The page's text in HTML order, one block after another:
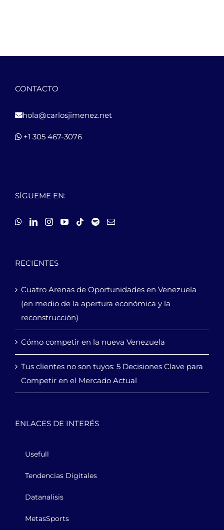
CONTACTO
hola@carlosjimenez.net
+1 305 467-3076
SÍGUEME EN:
RECIENTES
Cuatro Arenas de Oportunidades en Venezuela
(en medio de la apertura económica y la
reconstrucción)
Cómo competir en la nueva Venezuela
Tus clientes no son tuyos: 5 Decisiones Clave para
Competir en el Mercado Actual
ENLACES DE INTERÉS
Usefull
Tendencias Digitales
Datanalisis
MetasSports